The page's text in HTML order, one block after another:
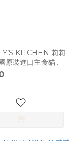
KITCHEN 莉莉
原裝進口主食貓餐
雞肉派 (貓) 85g